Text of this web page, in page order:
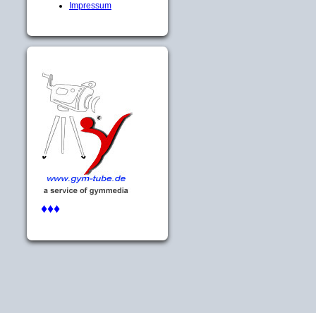
Impressum
♦♦♦